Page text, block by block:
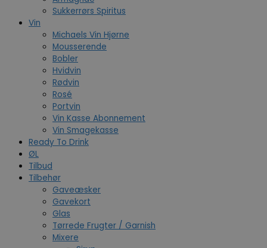
Sukkerrørs Spiritus
Vin
Michaels Vin Hjørne
Mousserende
Bobler
Hvidvin
Rødvin
Rosé
Portvin
Vin Kasse Abonnement
Vin Smagekasse
Ready To Drink
ØL
Tilbud
Tilbehør
Gaveæsker
Gavekort
Glas
Tørrede Frugter / Garnish
Mixere